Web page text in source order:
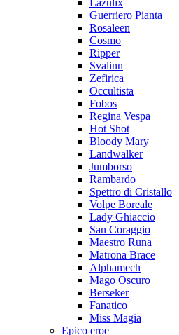
Lazulix
Guerriero Pianta
Rosaleen
Cosmo
Ripper
Svalinn
Zefirica
Occultista
Fobos
Regina Vespa
Hot Shot
Bloody Mary
Landwalker
Jumborso
Rambardo
Spettro di Cristallo
Volpe Boreale
Lady Ghiaccio
San Coraggio
Maestro Runa
Matrona Brace
Alphamech
Mago Oscuro
Berseker
Fanatico
Miss Magia
Epico eroe